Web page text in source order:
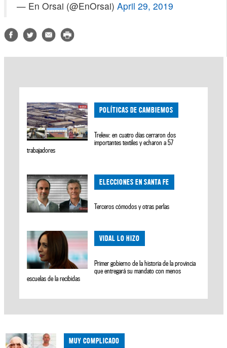
— En Orsai (@EnOrsai) April 29, 2019
POLÍTICAS DE CAMBIEMOS
Trelew: en cuatro días cerraron dos
importantes textiles y echaron a 57
trabajadores
ELECCIONES EN SANTA FE
Terceros cómodos y otras perlas
VIDAL LO HIZO
Primer gobierno de la historia de la provincia
que entregará su mandato con menos
escuelas de la recibidas
MUY COMPLICADO